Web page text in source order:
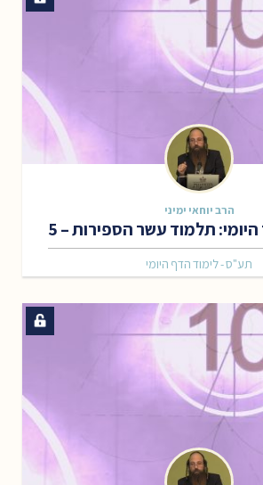
הרב יוחאי ימיני
תלמוד עשר הספירות – 5
תע"ס - לימוד הדף היומי